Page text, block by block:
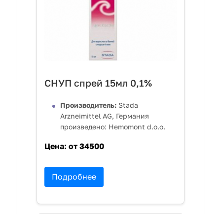
СНУП спрей 15мл 0,1%
Производитель: Stada
Arzneimittel AG, Германия
произведено: Hemomont d.o.o.
Цена: от 34500
Подробнее